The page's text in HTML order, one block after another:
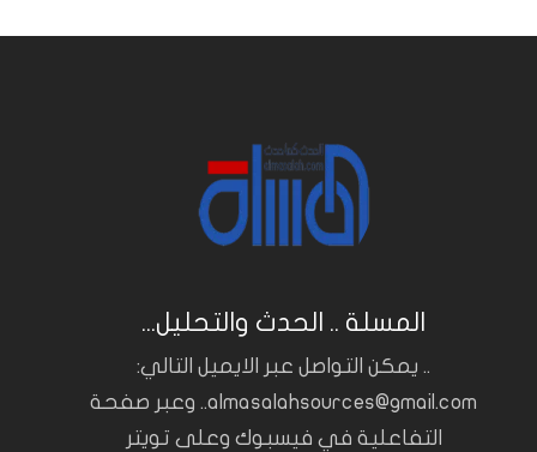
المسلة .. الحدث والتحليل...
.. يمكن التواصل عبر الايميل التالي:
almasalahsources@gmail.com.. وعبر صفحة
التفاعلية في فيسبوك وعلى تويتر